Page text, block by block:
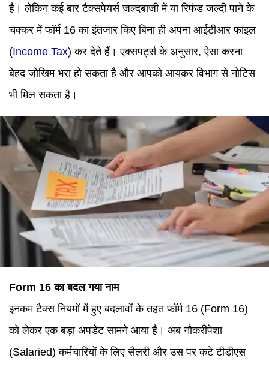
है। लेकिन कई बार टैक्सपेयर्स जल्दबाजी में या रिफंड जल्दी पाने के
चक्कर में फॉर्म 16 का इंतजार किए बिना ही अपना आईटीआर फाइल
(Income Tax) कर देते हैं। एक्सपर्ट्स के अनुसार, ऐसा करना
बेहद जोखिम भरा हो सकता है और आपको आयकर विभाग से नोटिस
भी मिल सकता है।
Form 16 का बदल गया नाम
इनकम टैक्स नियमों में हुए बदलावों के तहत फॉर्म 16 (Form 16)
को लेकर एक बड़ा अपडेट सामने आया है। अब नौकरीपेशा
(Salaried) कर्मचारियों के लिए सैलरी और उस पर कटे टीडीएस